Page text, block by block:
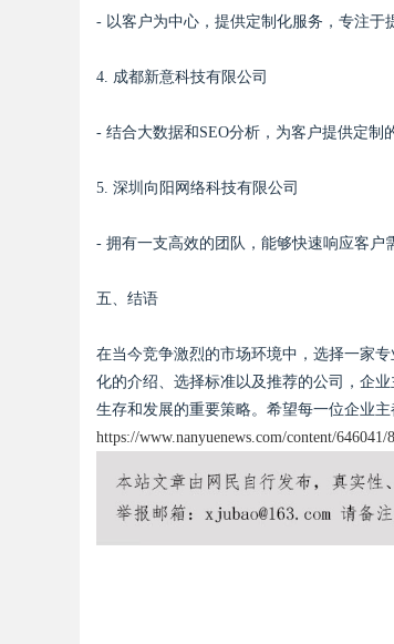
- 以客户为中心，提供定制化服务，专注于
4. 成都新意科技有限公司
- 结合大数据和SEO分析，为客户提供定制
5. 深圳向阳网络科技有限公司
- 拥有一支高效的团队，能够快速响应客户
五、结语
在当今竞争激烈的市场环境中，选择一家
化的介绍、选择标准以及推荐的公司，企
生存和发展的重要策略。希望每一位企业
https://www.nanyuenews.com/content/